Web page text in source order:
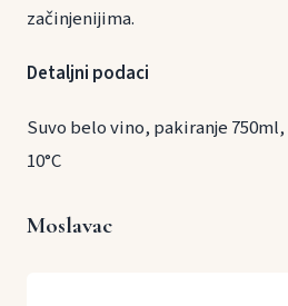
začinjenijima.
Detaljni podaci
Suvo belo vino, pakiranje
10°C
Moslavac